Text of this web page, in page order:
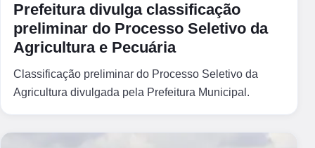
Prefeitura divulga classificação
preliminar do Processo Seletivo da
Agricultura e Pecuária
Classificação preliminar do Processo Seletivo da
Agricultura divulgada pela Prefeitura Municipal.